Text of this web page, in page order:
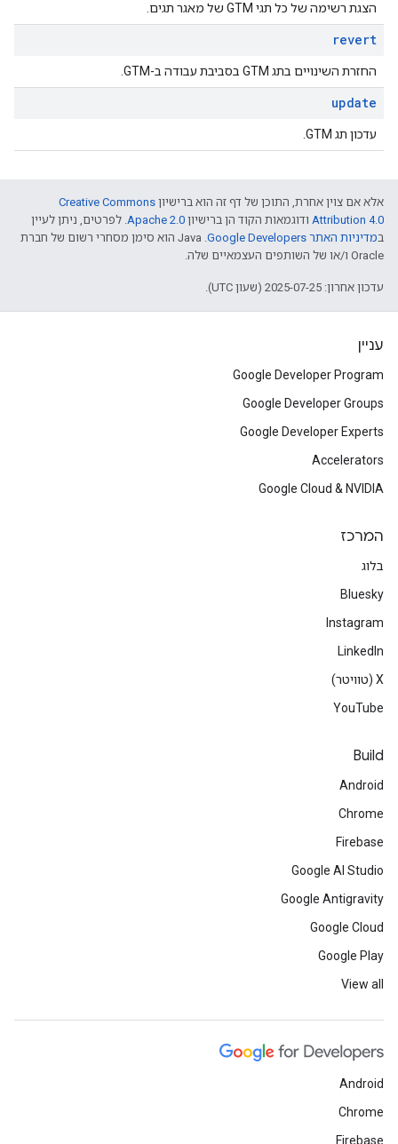
הצגת רשימה של כל תגי GTM של מאגר תגים.
revert
החזרת השינויים בתג GTM בסביבת עבודה ב-GTM.
update
עדכון תג GTM.
אלא אם צוין אחרת, התוכן של דף זה הוא ברישיון Creative Commons
Attribution 4.0 ודוגמאות הקוד הן ברישיון Apache 2.0. לפרטים, ניתן לעיין
במדיניות האתר Google Developers‏
.‏ Java הוא סימן מסחרי רשום של חברת
Oracle ו/או של השותפים העצמאיים שלה.
עדכון אחרון: 2025-07-25 (שעון UTC).
עניין
Google Developer Program
Google Developer Groups
Google Developer Experts
Accelerators
Google Cloud & NVIDIA
המרכז
בלוג
Bluesky
Instagram
LinkedIn
‫X (טוויטר)
YouTube
Build
Android
Chrome
Firebase
Google AI Studio
Google Antigravity
Google Cloud
Google Play
View all
Android
Chrome
Firebase